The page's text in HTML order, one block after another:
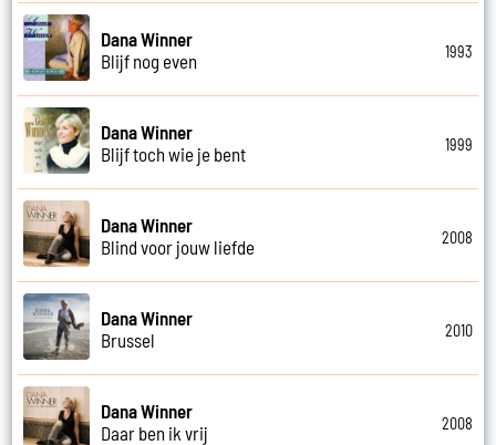
Dana Winner
Blijf nog even
1993
Dana Winner
Blijf toch wie je bent
1999
Dana Winner
Blind voor jouw liefde
2008
Dana Winner
Brussel
2010
Dana Winner
Daar ben ik vrij
2008